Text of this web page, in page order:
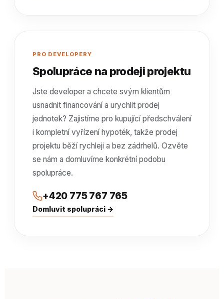
PRO DEVELOPERY
Spolupráce na prodeji projektu
Jste developer a chcete svým klientům
usnadnit financování a urychlit prodej
jednotek? Zajistíme pro kupující předschválení
i kompletní vyřízení hypoték, takže prodej
projektu běží rychleji a bez zádrhelů. Ozvěte
se nám a domluvíme konkrétní podobu
spolupráce.
+420 775 767 765
Domluvit spolupráci →